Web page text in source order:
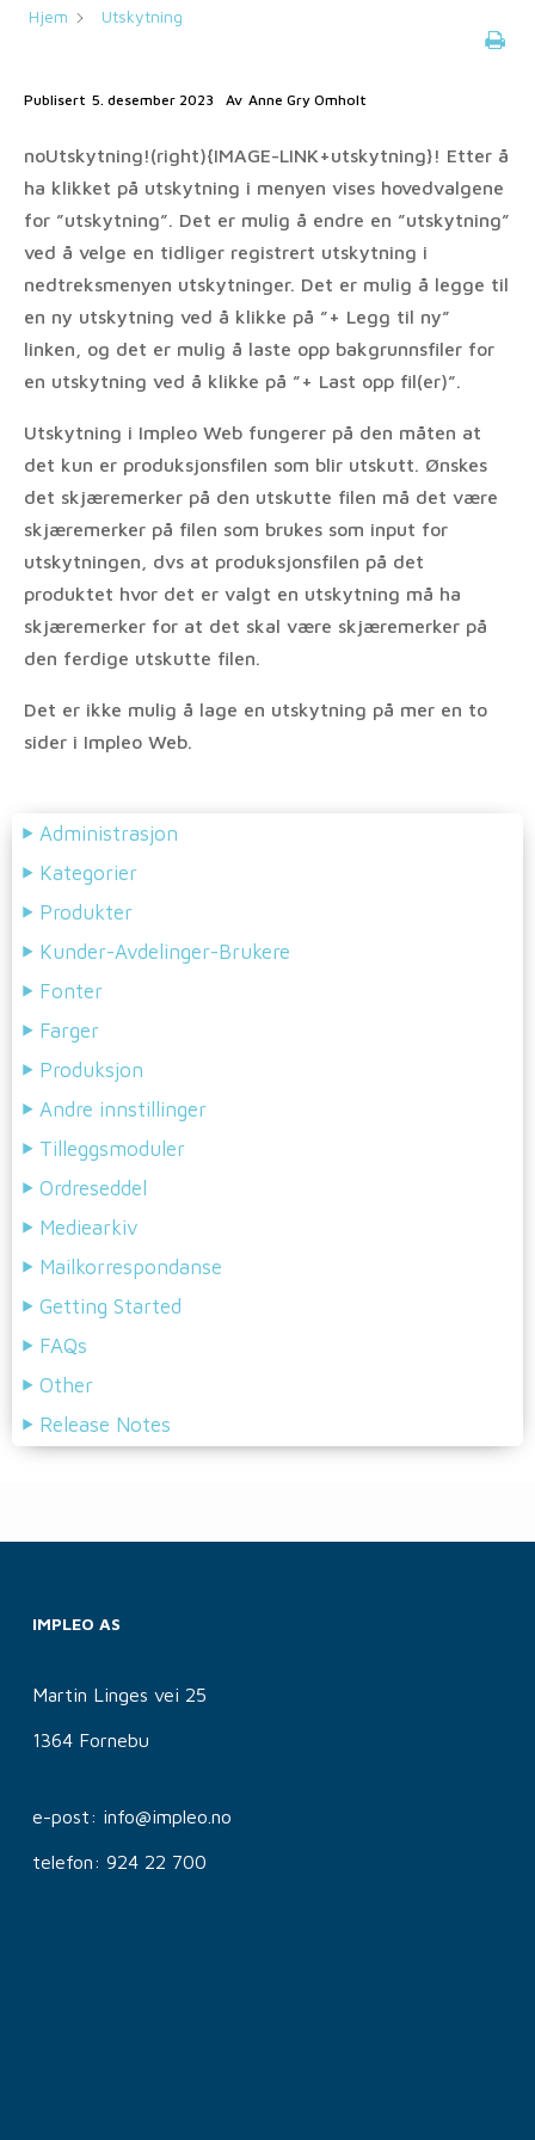
Administrasjon
Kategorier
Produkter
Kunder-Avdelinger-Brukere
Fonter
Farger
Produksjon
Andre innstillinger
Tilleggsmoduler
Ordreseddel
Mediearkiv
Mailkorrespondanse
Getting Started
FAQs
Other
Release Notes
Hjem Utskytning
Publisert 5. desember 2023 Av Anne Gry Omholt
noUtskytning!(right){IMAGE-LINK+utskytning}! Etter å
ha klikket på utskytning i menyen vises hovedvalgene
for ”utskytning”. Det er mulig å endre en ”utskytning”
ved å velge en tidliger registrert utskytning i
nedtreksmenyen utskytninger. Det er mulig å legge til
en ny utskytning ved å klikke på ”+ Legg til ny”
linken, og det er mulig å laste opp bakgrunnsfiler for
en utskytning ved å klikke på ”+ Last opp fil(er)”.
Utskytning i Impleo Web fungerer på den måten at
det kun er produksjonsfilen som blir utskutt. Ønskes
det skjæremerker på den utskutte filen må det være
skjæremerker på filen som brukes som input for
utskytningen, dvs at produksjonsfilen på det
produktet hvor det er valgt en utskytning må ha
skjæremerker for at det skal være skjæremerker på
den ferdige utskutte filen.
Det er ikke mulig å lage en utskytning på mer en to
sider i Impleo Web.
IMPLEO AS
Martin Linges vei 25
1364 Fornebu
e-post: info@impleo.no
telefon: 924 22 700